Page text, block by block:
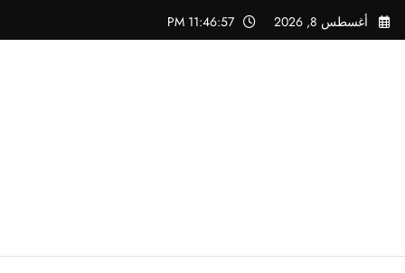
التجاوز
إلى
أغسطس 8, 2026 11:46:58 PM